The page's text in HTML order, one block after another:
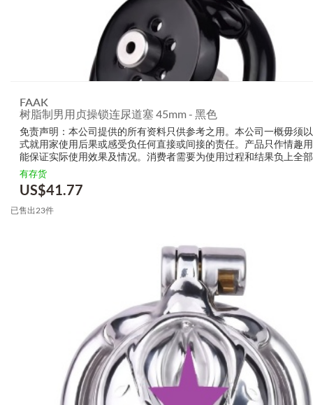
FAAK
树脂制男用贞操锁连尿道塞 45mm - 黑色
免责声明：本公司提供的所有资料只供参考之用。本公司一概毋须
式就用家使用后果或感受负任何直接或间接的责任。产品只作情趣
能保证实际使用效果及情况。消费者需要为使用过程和结果负上全
生产商无需要以任何方式为任何直接或间接的失误负责，包括但不
的损毁，受伤或者任何伤害。
有存货
US$41.77
已售出23件